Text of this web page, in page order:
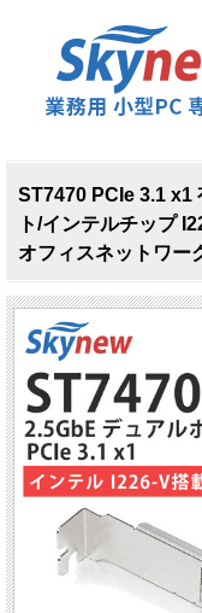
ST7470 PCIe 3.1 x1
ト/インテルチップ
オフィスネットワー